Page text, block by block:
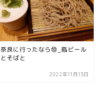
奈良に行ったなら⑩_瓶ビール
とそばと
2022年11月13日